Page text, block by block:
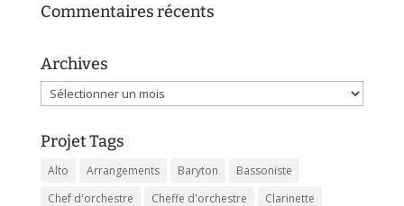
Commentaires récents
Archives
Archives
Projet Tags
Alto Arrangements Baryton
Bassoniste
Chef d'orchestre
Cheffe d'orchestre Clarinette